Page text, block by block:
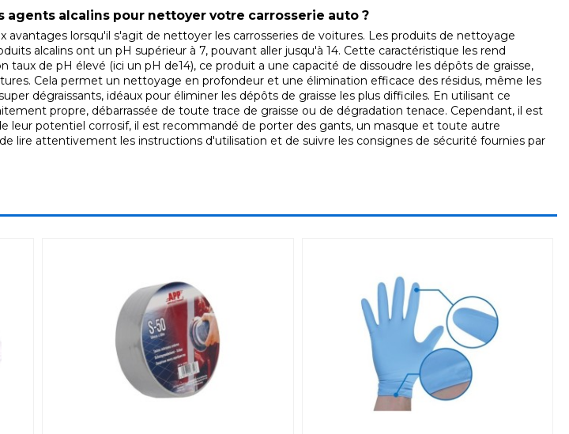
alcalins pour nettoyer votre carrosserie auto ?
lorsqu'il s'agit de nettoyer les carrosseries de voitures. Les produits de nettoyage
alcalins ont un pH supérieur à 7, pouvant aller jusqu'à 14. Cette caractéristique les rend
de pH élevé (ici un pH de14), ce produit a une capacité de dissoudre les dépôts de graisse,
Cela permet un nettoyage en profondeur et une élimination efficace des résidus, même les
dégraissants, idéaux pour éliminer les dépôts de graisse les plus difficiles. En utilisant ce
propre, débarrassée de toute trace de graisse ou de dégradation tenace. Cependant, il est
leur potentiel corrosif, il est recommandé de porter des gants, un masque et toute autre
lire attentivement les instructions d'utilisation et de suivre les consignes de sécurité fournies par